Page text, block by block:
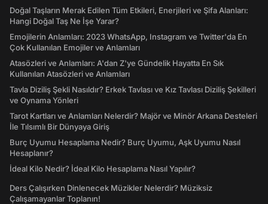
Doğal Taşların Merak Edilen Tüm Etkileri, Enerjileri ve Şifa Alanları:
Hangi Doğal Taş Ne İşe Yarar?
Emojilerin Anlamları: 2023 WhatsApp, Instagram ve Twitter'da En
Çok Kullanılan Emojiler ve Anlamları
Atasözleri ve Anlamları: A'dan Z'ye Gündelik Hayatta En Sık
Kullanılan Atasözleri ve Anlamları
Tavla Diziliş Şekli Nasıldır? Erkek Tavlası ve Kız Tavlası Diziliş Şekilleri
ve Oynama Yönleri
Tarot Kartları ve Anlamları Nelerdir? Majör ve Minör Arkana Desteleri
İle Tılsımlı Bir Dünyaya Giriş
Burç Uyumu Hesaplama Nedir? Burç Uyumu, Aşk Uyumu Nasıl
Hesaplanır?
İdeal Kilo Nedir? İdeal Kilo Hesaplama Nasıl Yapılır?
Ders Çalışırken Dinlenecek Müzikler Nelerdir? Müziksiz
Çalışamayanlar Toplanın!